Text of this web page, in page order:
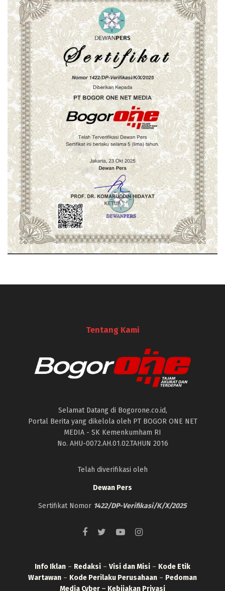
Tentang Kami
Selamat Datang di Bogorone.co.id,
Portal Berita yang dikelola oleh PT BOGOR ONE NET
MEDIA - SK Kemenkumham RI
No. AHU-0072.AH.01.02.TAHUN 2016
Telah diverifikasi oleh
Dewan Pers
Sertifikat Nomor 1422/DP-Verifikasi/K/X/2025
Info Iklan – Redaksi – Visi dan Misi – Kode Etik
Wartawan – Kode Perilaku Perusahaan – Pedoman
Media Cyber – Kebijakan Privasi